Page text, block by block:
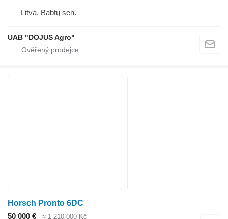
Litva, Babtų sen.
UAB "DOJUS Agro"
Horsch Pronto 6DC
50 000 €
≈ 1 210 000 Kč